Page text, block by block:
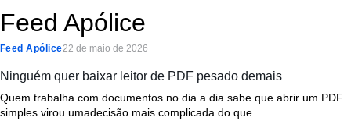
Feed Apólice
Feed Apólice22 de maio de 2026
Ninguém quer baixar leitor de PDF pesado demais
Quem trabalha com documentos no dia a dia sabe que abrir um PDF
simples virou umadecisão mais complicada do que...